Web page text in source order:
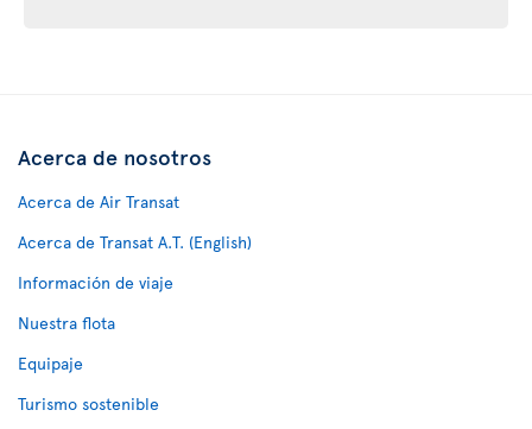
Acerca de nosotros
Acerca de Air Transat
Acerca de Transat A.T. (English)
Información de viaje
Nuestra flota
Equipaje
Turismo sostenible